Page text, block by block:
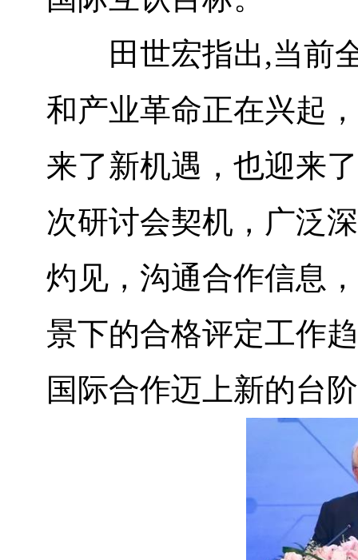
田世宏指出,当前全
和产业革命正在兴起
来了新机遇，也迎来
次研讨会契机，广泛
灼见，沟通合作信息
景下的合格评定工作
国际合作迈上新的台